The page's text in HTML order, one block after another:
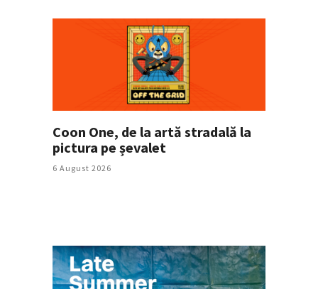
Coon One, de la artă stradală la
pictura pe șevalet
6 August 2026